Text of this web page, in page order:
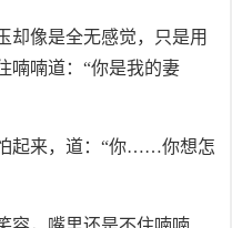
却像是全无感觉，只是用
喃喃道：“你是我的妻
起来，道：“你……你想怎